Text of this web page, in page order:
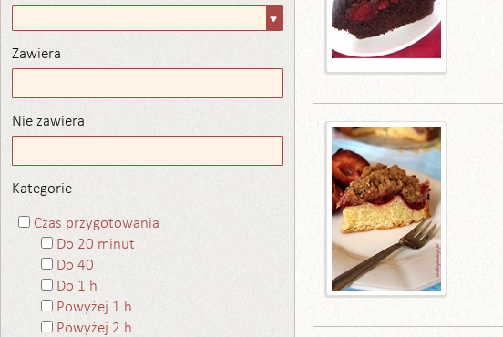
trudności
Zawiera
Nie zawiera
Kategorie
Czas przygotowania
Do 20 minut
Do 40
Do 1 h
Powyżej 1 h
Powyżej 2 h